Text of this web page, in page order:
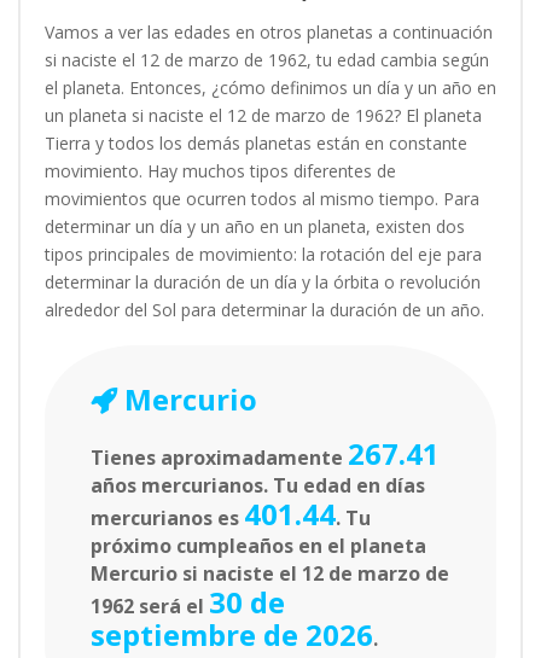
Vamos a ver las edades en otros planetas a continuación
si naciste el 12 de marzo de 1962, tu edad cambia según
el planeta. Entonces, ¿cómo definimos un día y un año en
un planeta si naciste el 12 de marzo de 1962? El planeta
Tierra y todos los demás planetas están en constante
movimiento. Hay muchos tipos diferentes de
movimientos que ocurren todos al mismo tiempo. Para
determinar un día y un año en un planeta, existen dos
tipos principales de movimiento: la rotación del eje para
determinar la duración de un día y la órbita o revolución
alrededor del Sol para determinar la duración de un año.
Mercurio
Tienes aproximadamente 267.41
años mercurianos. Tu edad en días
mercurianos es 401.44. Tu
próximo cumpleaños en el planeta
Mercurio si naciste el 12 de marzo de
1962 será el 30 de
septiembre de 2026.